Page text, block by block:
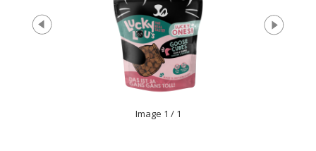
Image 1 / 1